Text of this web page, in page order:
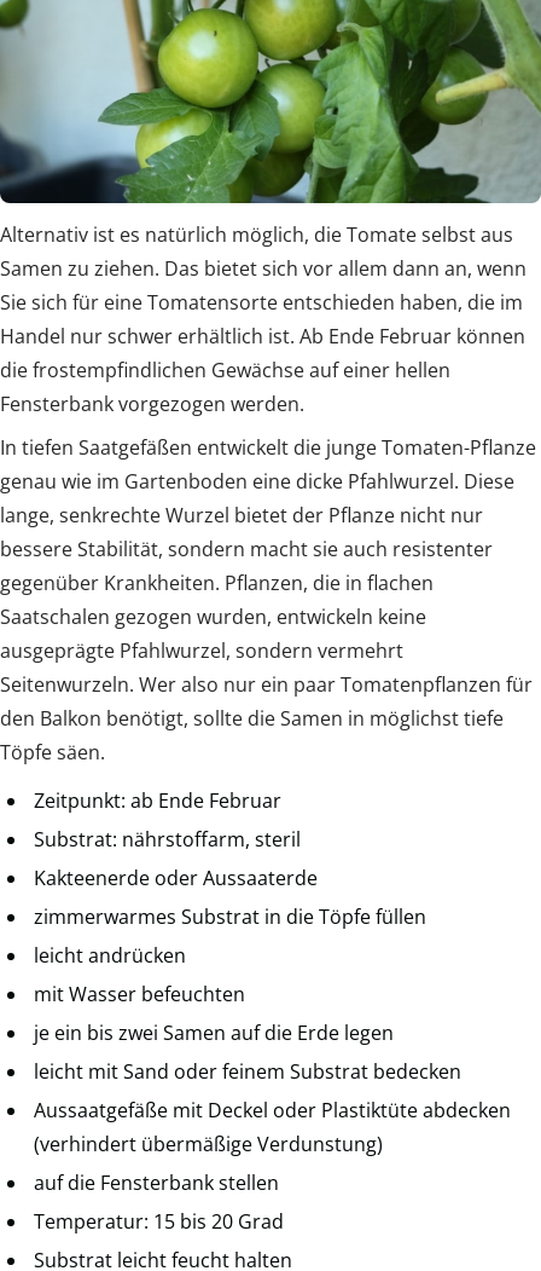
Alternativ ist es natürlich möglich, die Tomate selbst aus
Samen zu ziehen. Das bietet sich vor allem dann an, wenn
Sie sich für eine Tomatensorte entschieden haben, die im
Handel nur schwer erhältlich ist. Ab Ende Februar können
die frostempfindlichen Gewächse auf einer hellen
Fensterbank vorgezogen werden.
In tiefen Saatgefäßen entwickelt die junge Tomaten-Pflanze
genau wie im Gartenboden eine dicke Pfahlwurzel. Diese
lange, senkrechte Wurzel bietet der Pflanze nicht nur
bessere Stabilität, sondern macht sie auch resistenter
gegenüber Krankheiten. Pflanzen, die in flachen
Saatschalen gezogen wurden, entwickeln keine
ausgeprägte Pfahlwurzel, sondern vermehrt
Seitenwurzeln. Wer also nur ein paar Tomatenpflanzen für
den Balkon benötigt, sollte die Samen in möglichst tiefe
Töpfe säen.
Zeitpunkt: ab Ende Februar
Substrat: nährstoffarm, steril
Kakteenerde oder Aussaaterde
zimmerwarmes Substrat in die Töpfe füllen
leicht andrücken
mit Wasser befeuchten
je ein bis zwei Samen auf die Erde legen
leicht mit Sand oder feinem Substrat bedecken
Aussaatgefäße mit Deckel oder Plastiktüte abdecken
(verhindert übermäßige Verdunstung)
auf die Fensterbank stellen
Temperatur: 15 bis 20 Grad
Substrat leicht feucht halten